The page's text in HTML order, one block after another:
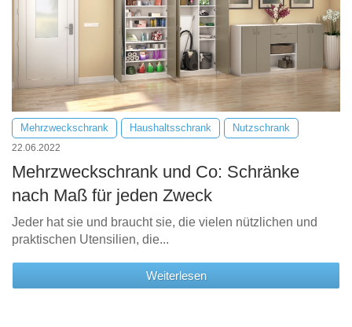
Mehrzweckschrank Haushaltsschrank Nutzschrank
22.06.2022
Mehrzweckschrank und Co: Schränke
nach Maß für jeden Zweck
Jeder hat sie und braucht sie, die vielen nützlichen und
praktischen Utensilien, die...
Weiterlesen